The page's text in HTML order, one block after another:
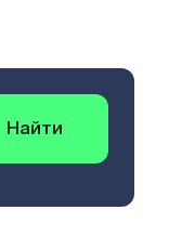
Найти